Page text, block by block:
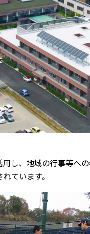
し、地域の行事等へ
ています。